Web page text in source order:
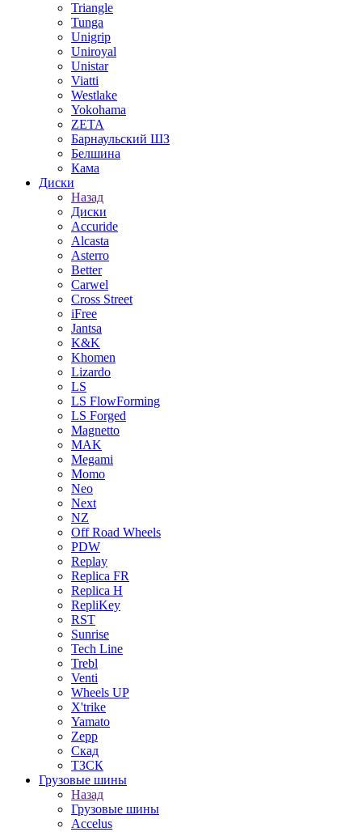
Triangle
Tunga
Unigrip
Uniroyal
Unistar
Viatti
Westlake
Yokohama
ZETA
Барнаульский ШЗ
Белшина
Кама
Диски
Назад
Диски
Accuride
Alcasta
Asterro
Better
Carwel
Cross Street
iFree
Jantsa
K&K
Khomen
Lizardo
LS
LS FlowForming
LS Forged
Magnetto
MAK
Megami
Momo
Neo
Next
NZ
Off Road Wheels
PDW
Replay
Replica FR
Replica H
RepliKey
RST
Sunrise
Tech Line
Trebl
Venti
Wheels UP
X'trike
Yamato
Zepp
Скад
ТЗСК
Грузовые шины
Назад
Грузовые шины
Accelus